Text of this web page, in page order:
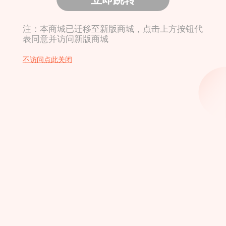
注：本商城已迁移至新版商城，点击上方按钮代
表同意并访问新版商城
不访问点此关闭